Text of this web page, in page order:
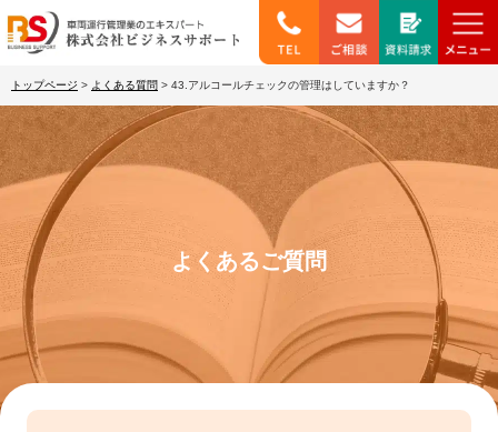
トップページ > よくある質問 > 43.アルコールチェックの管理はしていますか？
よくあるご質問